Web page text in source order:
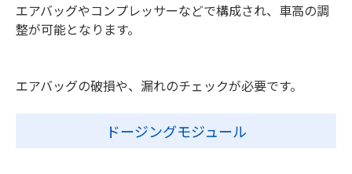
エアバッグやコンプレッサーなどで構成され、車高の調
整が可能となります。
エアバッグの破損や、漏れのチェックが必要です。
ドージングモジュール